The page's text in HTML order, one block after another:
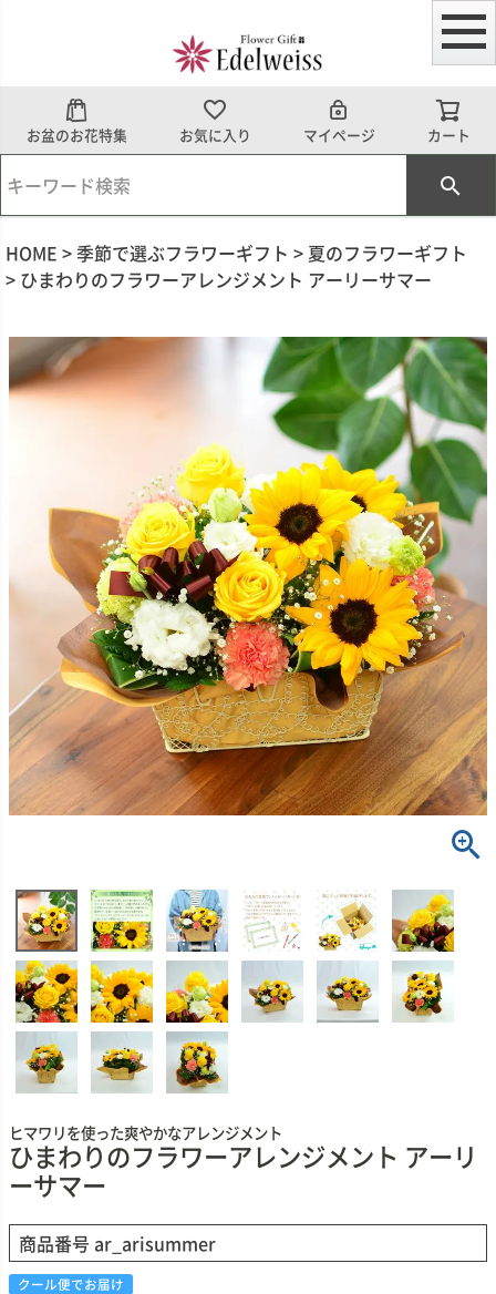
お盆のお花特集 お気に入り マイページ カート
HOME 季節で選ぶフラワーギフト
夏のフラワーギフト
ひまわりのフラワーアレンジメント アーリーサマー
ヒマワリを使った爽やかなアレンジメント
ひまわりのフラワーアレンジメント アーリ
ーサマー
商品番号 ar_arisummer
クール便でお届け